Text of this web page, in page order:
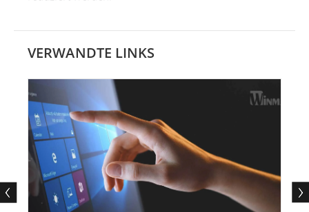
VERWANDTE LINKS